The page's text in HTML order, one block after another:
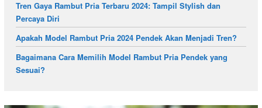
Tren Gaya Rambut Pria Terbaru 2024: Tampil Stylish dan
Percaya Diri
Apakah Model Rambut Pria 2024 Pendek Akan Menjadi Tren?
Bagaimana Cara Memilih Model Rambut Pria Pendek yang
Sesuai?